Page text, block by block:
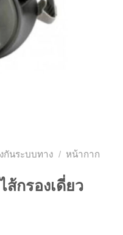
นระบบทาง / หน้ากาก
ส้กรองเดี่ยว